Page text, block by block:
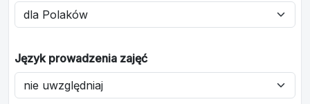
Język prowadzenia zajęć